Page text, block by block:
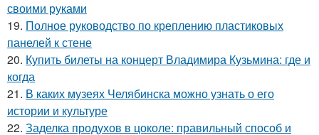
своими руками
19. Полное руководство по креплению пластиковых
панелей к стене
20. Купить билеты на концерт Владимира Кузьмина: где и
когда
21. В каких музеях Челябинска можно узнать о его
истории и культуре
22. Заделка продухов в цоколе: правильный способ и